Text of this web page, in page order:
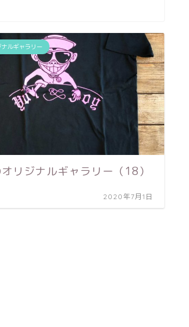
ルギャラリー
リジナルギャラリー（18）
2020年7月1日